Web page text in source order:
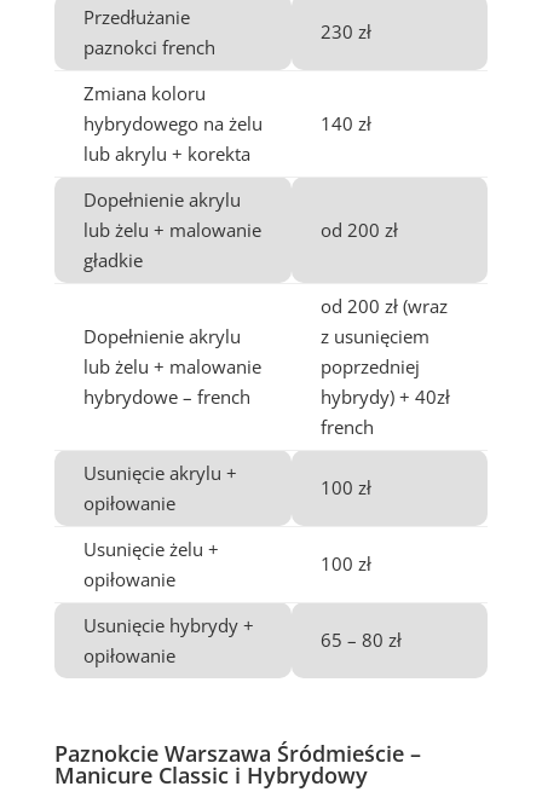
Przedłużanie
paznokci french
230 zł
Zmiana koloru
hybrydowego na żelu
lub akrylu + korekta
140 zł
Dopełnienie akrylu
lub żelu + malowanie
gładkie
od 200 zł
Dopełnienie akrylu
lub żelu + malowanie
hybrydowe – french
od 200 zł (wraz
z usunięciem
poprzedniej
hybrydy) + 40zł
french
Usunięcie akrylu +
opiłowanie
100 zł
Usunięcie żelu +
opiłowanie
100 zł
Usunięcie hybrydy +
opiłowanie
65 – 80 zł
Paznokcie Warszawa Śródmieście –
Manicure Classic i Hybrydowy